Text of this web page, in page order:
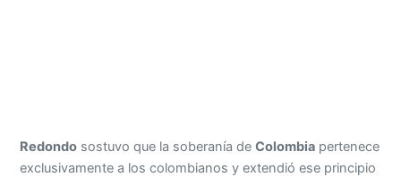
Redondo sostuvo que la soberanía deColombia pertenece
exclusivamente a los colombianos y extendió ese principio